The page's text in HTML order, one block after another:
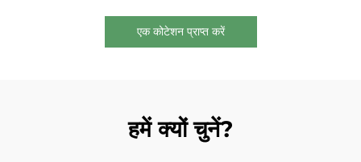
एक कोटेशन प्राप्त करें
हमें क्यों चुनें?